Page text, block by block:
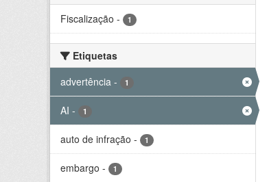
Fiscalização - 1
Etiquetas
advertência - 1
AI - 1
auto de infração - 1
embargo - 1